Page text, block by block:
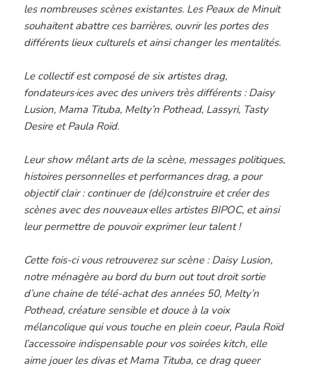
les nombreuses scènes existantes. Les Peaux de Minuit
souhaitent abattre ces barrières, ouvrir les portes des
différents lieux culturels et ainsi changer les mentalités.
Le collectif est composé de six artistes drag,
fondateurs·ices avec des univers très différents : Daisy
Lusion, Mama Tituba, Melty’n Pothead, Lassyri, Tasty
Desire et Paula Roïd.
Leur show mêlant arts de la scène, messages politiques,
histoires personnelles et performances drag, a pour
objectif clair : continuer de (dé)construire et créer des
scènes avec des nouveaux·elles artistes BIPOC, et ainsi
leur permettre de pouvoir exprimer leur talent !
Cette fois-ci vous retrouverez sur scène : Daisy Lusion,
notre ménagère au bord du burn out tout droit sortie
d’une chaine de télé-achat des années 50, Melty’n
Pothead, créature sensible et douce à la voix
mélancolique qui vous touche en plein coeur, Paula Roïd
l’accessoire indispensable pour vos soirées kitch, elle
aime jouer les divas et Mama Tituba, ce drag queer